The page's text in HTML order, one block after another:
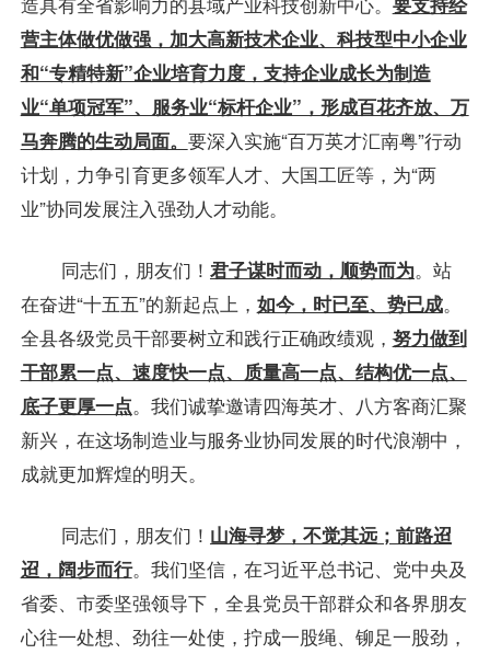
营主体做优做强，加大高新技术企业、科技型中小企业
和“专精特新”企业培育力度，支持企业成长为制造
业“单项冠军”、服务业“标杆企业”，形成百花齐放、万
马奔腾的生动局面。 要深入实施“百万英才汇南粤”行动
计划，力争引育更多领军人才、大国工匠等，为“两
业”协同发展注入强劲人才动能。
同志们，朋友们！ 君子谋时而动，顺势而为。站
在奋进“十五五”的新起点上， 如今，时已至、势已成。
全县各级党员干部要树立和践行正确政绩观，努力做到
干部累一点、速度快一点、质量高一点、结构优一点、
底子更厚一点。我们诚挚邀请四海英才、八方客商汇聚
新兴，在这场制造业与服务业协同发展的时代浪潮中，
成就更加辉煌的明天。
同志们，朋友们！ 山海寻梦，不觉其远；前路迢
迢，阔步而行。我们坚信，在习近平总书记、党中央及
省委、市委坚强领导下，全县党员干部群众和各界朋友
心往一处想、劲往一处使，拧成一股绳、铆足一股劲，